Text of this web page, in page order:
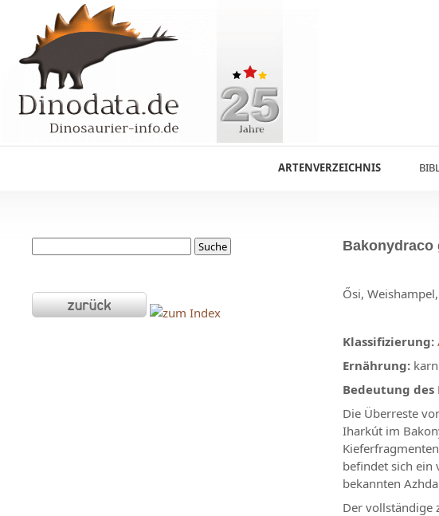
ARTENVERZEICHNIS
Bakonydraco
Ősi,
Klassifizierung:
Ernährung:
Bedeutung des
Die Überreste
Iharkút im
befindet sich ein
bekannten
Der vollständige